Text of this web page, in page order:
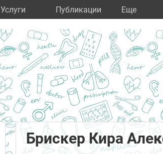
Услуги Публикации Eще
Брискер Кира